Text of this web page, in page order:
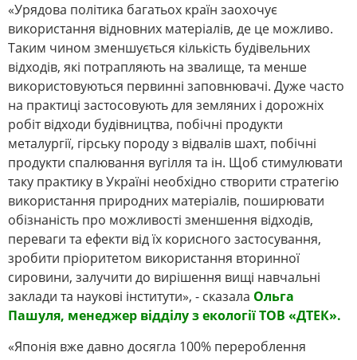
«Урядова політика багатьох країн заохочує
використання відновних матеріалів, де це можливо.
Таким чином зменшується кількість будівельних
відходів, які потрапляють на звалище, та менше
використовуються первинні заповнювачі. Дуже часто
на практиці застосовують для земляних і дорожніх
робіт відходи будівництва, побічні продукти
металургії, гірську породу з відвалів шахт, побічні
продукти спалювання вугілля та ін. Щоб стимулювати
таку практику в Україні необхідно створити стратегію
використання природних матеріалів, поширювати
обізнаність про можливості зменшення відходів,
переваги та ефекти від їх корисного застосування,
зробити пріоритетом використання вторинної
сировини, залучити до вирішення вищі навчальні
заклади та наукові інститути», - сказала Ольга
Пашуля, менеджер відділу з екології ТОВ «ДТЕК».
«Японія вже давно досягла 100% перероблення